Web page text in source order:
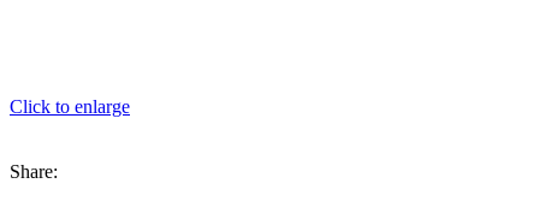
Click to enlarge
Share: